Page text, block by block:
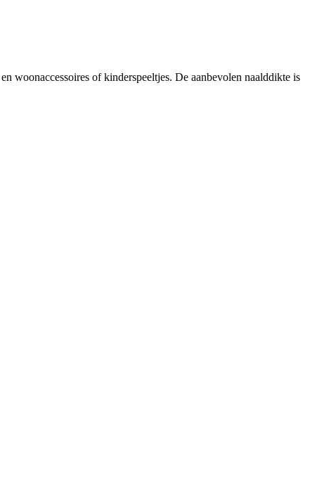
woonaccessoires of kinderspeeltjes. De aanbevolen naalddikte is